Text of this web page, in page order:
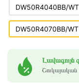
DW50R4040BB/WT
DW50R4070BB/WT
Լավագույն
Շուկայական